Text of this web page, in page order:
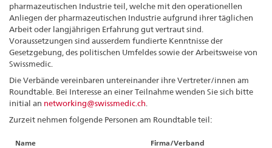
pharmazeutischen Industrie teil, welche mit den operationellen
Anliegen der pharmazeutischen Industrie aufgrund ihrer täglichen
Arbeit oder langjährigen Erfahrung gut vertraut sind.
Voraussetzungen sind ausserdem fundierte Kenntnisse der
Gesetzgebung, des politischen Umfeldes sowie der Arbeitsweise von
Swissmedic.
Die Verbände vereinbaren untereinander ihre Vertreter/innen am
Roundtable. Bei Interesse an einer Teilnahme wenden Sie sich bitte
initial an networking@swissmedic.ch
Zurzeit nehmen folgende Personen am Roundtable teil:
Name Firma/Verband